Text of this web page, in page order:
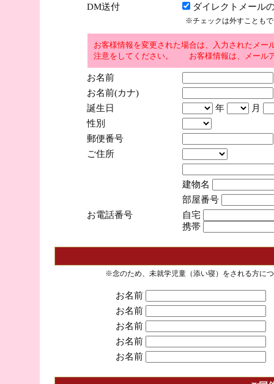
DM送付 ダイレクトメール
※チェックは外すことも
お客様情報を変更された場合は、入力されたメ
注意をしてください。 お客様情報は、メール
お名前
お名前(カナ)
誕生日
年
月
性別
郵便番号
ご住所
建物名
部屋番号
お電話番号
自宅
携帯
※念のため、未就学児童（添い寝）をされる方に
お名前
お名前
お名前
お名前
お名前